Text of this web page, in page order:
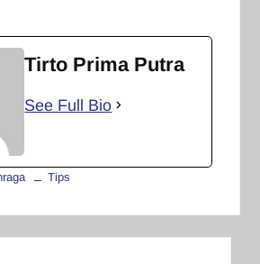
Tirto Prima Putra
See Full Bio
Tips